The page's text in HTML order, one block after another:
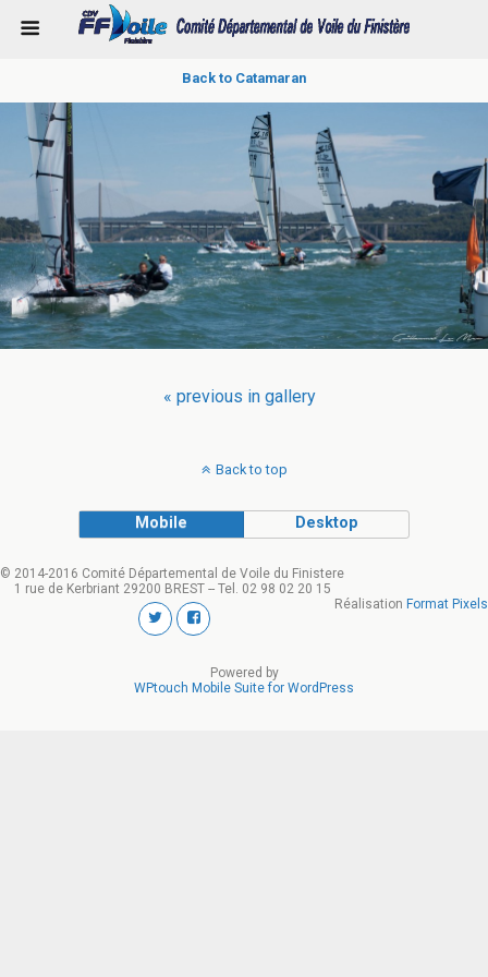
Back to Catamaran
« previous in gallery
Back to top
Mobile Desktop
© 2014-2016 Comité Départemental de Voile du Finistere
1 rue de Kerbriant 29200 BREST -- Tel. 02 98 02 20 15
Réalisation Format Pixels
Powered by
WPtouch Mobile Suite for WordPress